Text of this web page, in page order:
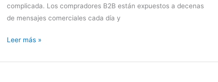
complicada. Los compradores B2B están expuestos a decenas
de mensajes comerciales cada día y
Leer más »